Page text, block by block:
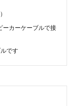
ーカーケーブルで接
です